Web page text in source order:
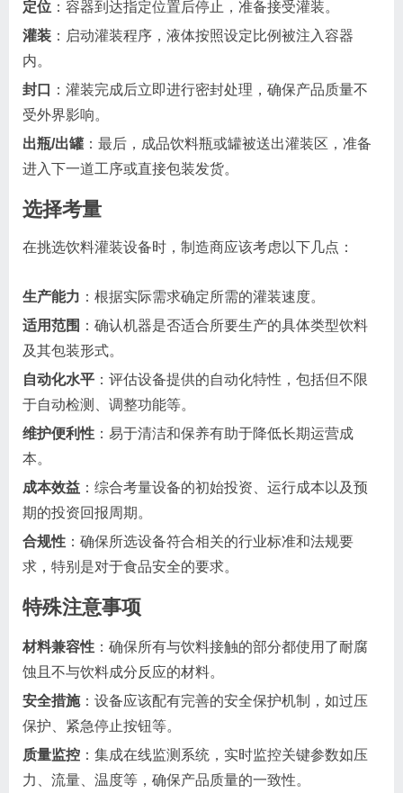
定位 ：容器到达指定位置后停止，准备接受灌装。
灌装 ：启动灌装程序，液体按照设定比例被注入容器
内。
封口
：灌装完成后立即进行密封处理，确保产品质量不
受外界影响。
出瓶/出罐：最后，成品饮料瓶或罐被送出灌装区，准备
进入下一道工序或直接包装发货。
选择考量
在挑选饮料灌装设备时，制造商应该考虑以下几点：
生产能力 ：根据实际需求确定所需的灌装速度。
适用范围 ：确认机器是否适合所要生产的具体类型饮料
及其包装形式。
自动化水平 ：评估设备提供的自动化特性，包括但不限
于自动检测、调整功能等。
维护便利性 ：易于清洁和保养有助于降低长期运营成
本。
成本效益 ：综合考量设备的初始投资、运行成本以及预
期的投资回报周期。
合规性 ：确保所选设备符合相关的行业标准和法规要
求，特别是对于食品安全的要求。
特殊注意事项
材料兼容性 ：确保所有与饮料接触的部分都使用了耐腐
蚀且不与饮料成分反应的材料。
安全措施：设备应该配有完善的安全保护机制，如过压
保护、紧急停止按钮等。
质量监控 ：集成在线监测系统，实时监控关键参数如压
力、流量、温度等，确保产品质量的一致性。